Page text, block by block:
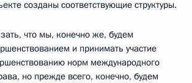
созданы соответствующие структуры.
что мы, конечно же, будем
и принимать участие
норм международного
но прежде всего, конечно, будем